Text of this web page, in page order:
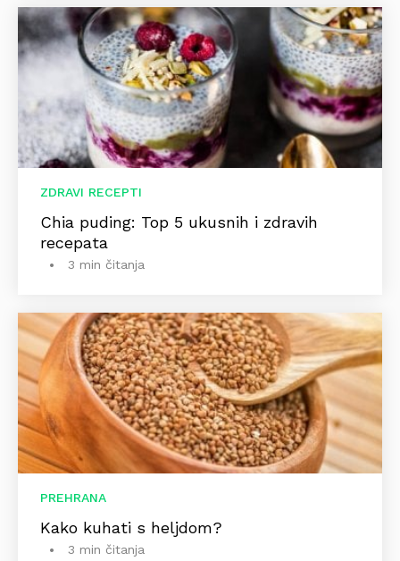
ZDRAVI RECEPTI
Chia puding: Top 5 ukusnih i zdravih
recepata
3 min čitanja
PREHRANA
Kako kuhati s heljdom?
3 min čitanja